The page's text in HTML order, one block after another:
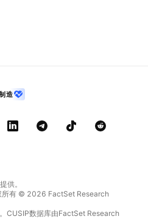
造
提供。
所有 © 2026 FactSet Research
CUSIP数据库由FactSet Research